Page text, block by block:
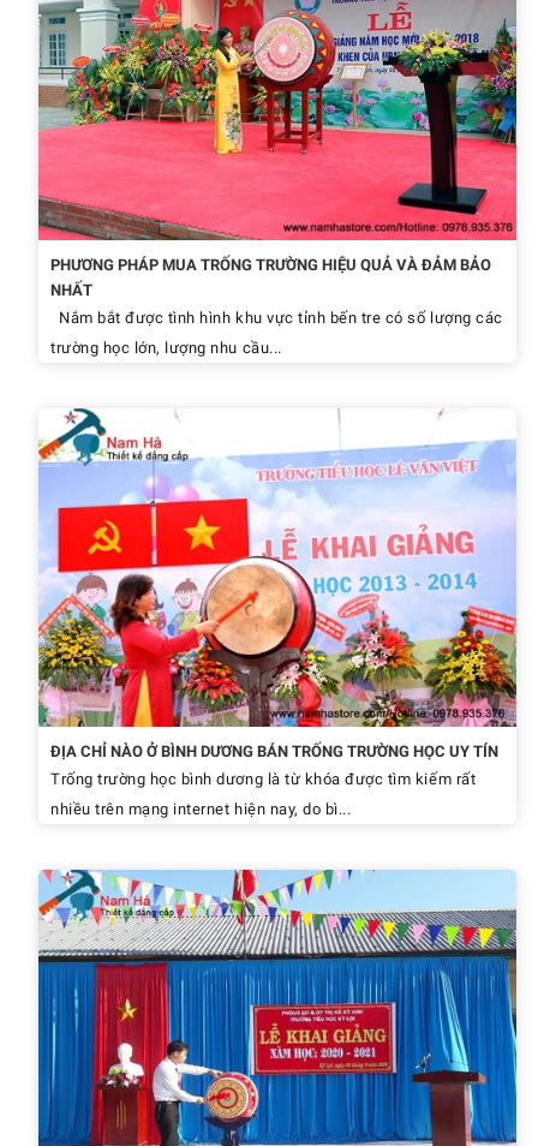
PHƯƠNG PHÁP MUA TRỐNG TRƯỜNG HIỆU QUẢ VÀ ĐẢM BẢO
NHẤT
Nắm bắt được tình hình khu vực tỉnh bến tre có số lượng các
trường học lớn, lượng nhu cầu...
ĐỊA CHỈ NÀO Ở BÌNH DƯƠNG BÁN TRỐNG TRƯỜNG HỌC UY TÍN
Trống trường học bình dương là từ khóa được tìm kiếm rất
nhiều trên mạng internet hiện nay, do bì...